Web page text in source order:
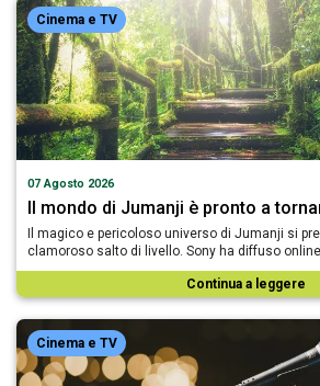
Cinema e TV
07 Agosto 2026
Il mondo di Jumanji è pronto a
Il magico e pericoloso universo di Jumanji si
clamoroso salto di livello. Sony ha diffuso
Continua a leggere
Cinema e TV